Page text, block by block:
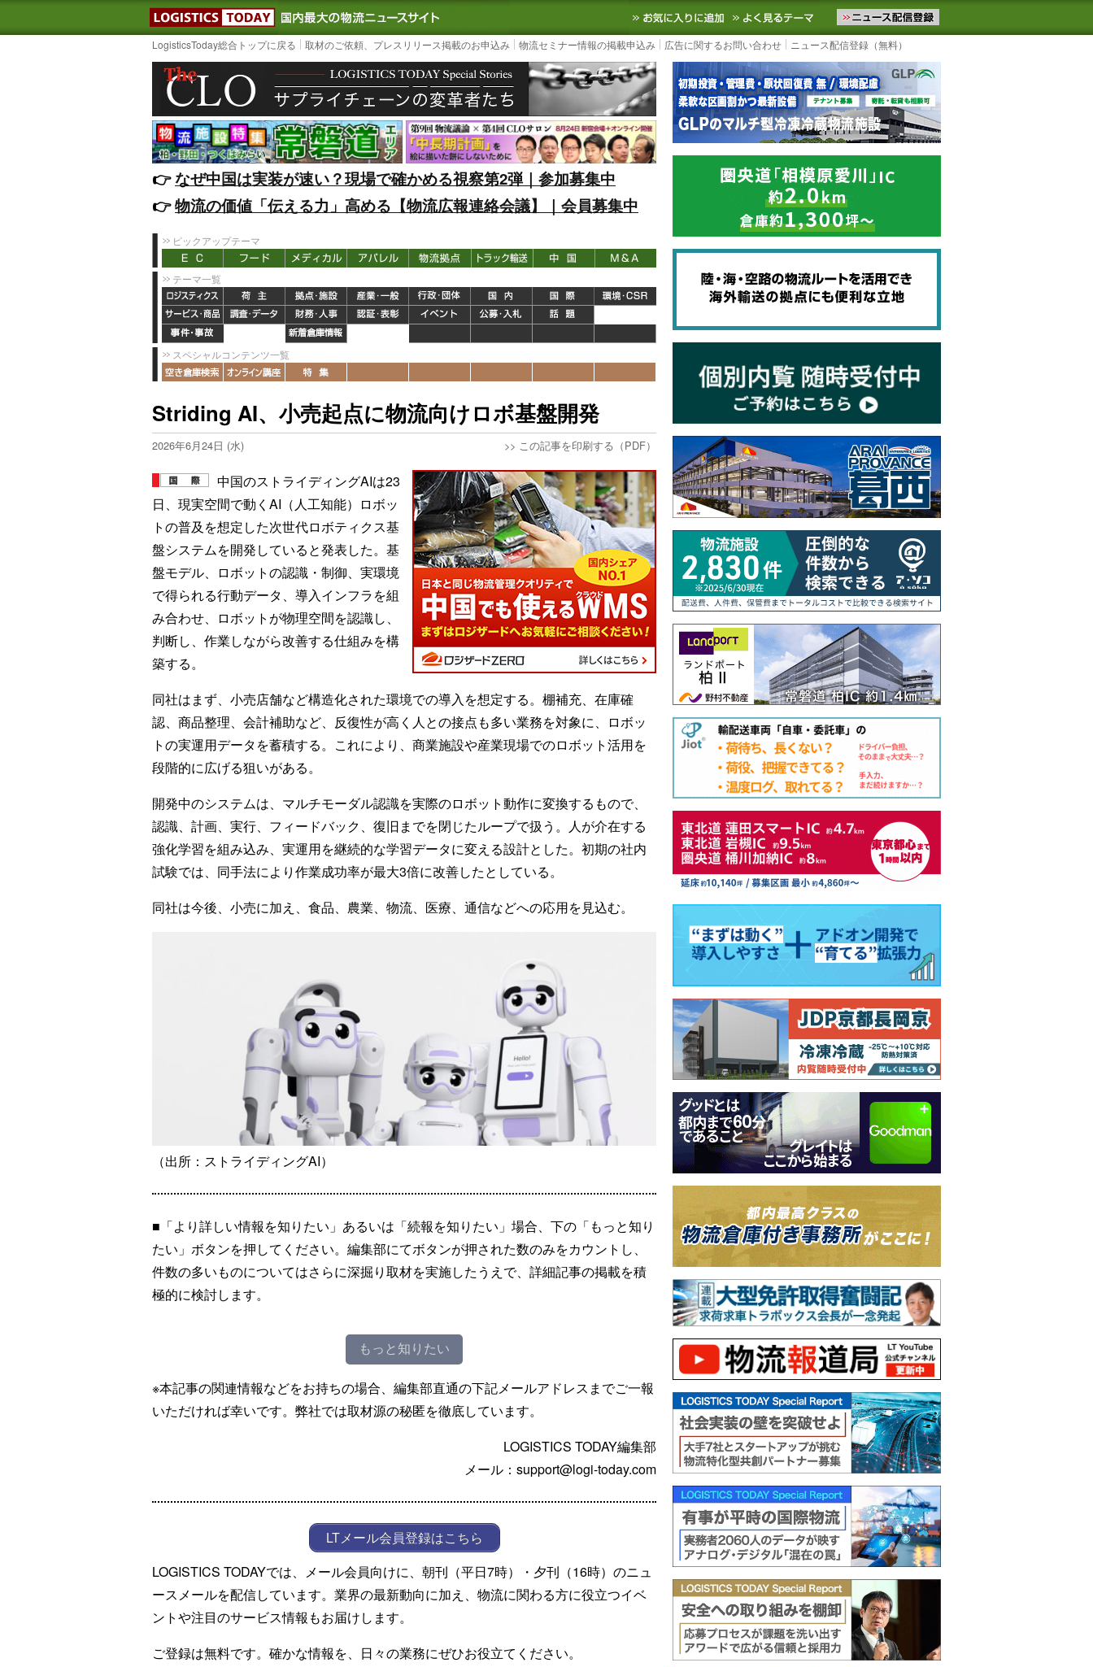
LOGISTICS TODAY｜国内最大の物流ニュースサイト3PL, SCMなど国内外の最新の物流ニュースをお届けします。物流ニュースメール配信を登録す
お気に入りに追加 よく見るテーマ
LogisticsToday総合トップに戻る 取材のご依頼、プレスリリース掲載のお申込み 物流セミナー情報の掲載申込み 広告に関するお問い合わせ ニュース配信登録（無料）
👉️なぜ中国は実装が速い？現場で確かめる視察第2弾｜参加募集中
👉️物流の価値「伝える力」高める【物流広報連絡会議】｜会員募集中
ピックアップテーマ
テーマ一覧
スペシャルコンテンツ一覧
Striding AI、小売起点に物流向けロボ基盤開発
2026年6月24日 (水) >> この記事を印刷する（PDF）
中国のストライディングAIは23
日、現実空間で動くAI（人工知能）ロボッ
トの普及を想定した次世代ロボティクス基
盤システムを開発していると発表した。基
盤モデル、ロボットの認識・制御、実環境
で得られる行動データ、導入インフラを組
み合わせ、ロボットが物理空間を認識し、
判断し、作業しながら改善する仕組みを構
築する。
同社はまず、小売店舗など構造化された環境での導入を想定する。棚補充、在庫確
認、商品整理、会計補助など、反復性が高く人との接点も多い業務を対象に、ロボッ
トの実運用データを蓄積する。これにより、商業施設や産業現場でのロボット活用を
段階的に広げる狙いがある。
開発中のシステムは、マルチモーダル認識を実際のロボット動作に変換するもので、
認識、計画、実行、フィードバック、復旧までを閉じたループで扱う。人が介在する
強化学習を組み込み、実運用を継続的な学習データに変える設計とした。初期の社内
試験では、同手法により作業成功率が最大3倍に改善したとしている。
同社は今後、小売に加え、食品、農業、物流、医療、通信などへの応用を見込む。
（出所：ストライディングAI）
■「より詳しい情報を知りたい」あるいは「続報を知りたい」場合、下の「もっと知り
たい」ボタンを押してください。編集部にてボタンが押された数のみをカウントし、
件数の多いものについてはさらに深掘り取材を実施したうえで、詳細記事の掲載を積
極的に検討します。
もっと知りたい
※本記事の関連情報などをお持ちの場合、編集部直通の下記メールアドレスまでご一報
いただければ幸いです。弊社では取材源の秘匿を徹底しています。
LOGISTICS TODAY編集部
メール：support@logi-today.com
LTメール会員登録はこちら
LOGISTICS TODAYでは、メール会員向けに、朝刊（平日7時）・夕刊（16時）のニュ
ースメールを配信しています。業界の最新動向に加え、物流に関わる方に役立つイベ
ントや注目のサービス情報もお届けします。
ご登録は無料です。確かな情報を、日々の業務にぜひお役立てください。